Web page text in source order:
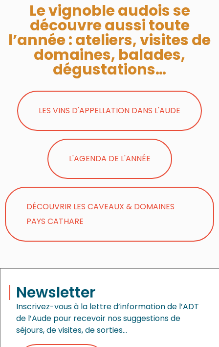
Le vignoble audois se
découvre aussi toute
l’année : ateliers, visites de
domaines, balades,
dégustations…
LES VINS D'APPELLATION DANS L'AUDE
L'AGENDA DE L'ANNÉE
DÉCOUVRIR LES CAVEAUX & DOMAINES
PAYS CATHARE
Newsletter
Inscrivez-vous à la lettre d’information de l’ADT
de l’Aude pour recevoir nos suggestions de
séjours, de visites, de sorties…